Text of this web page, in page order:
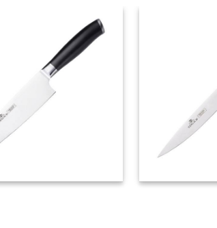
w bloku + ostrzałka 2w1